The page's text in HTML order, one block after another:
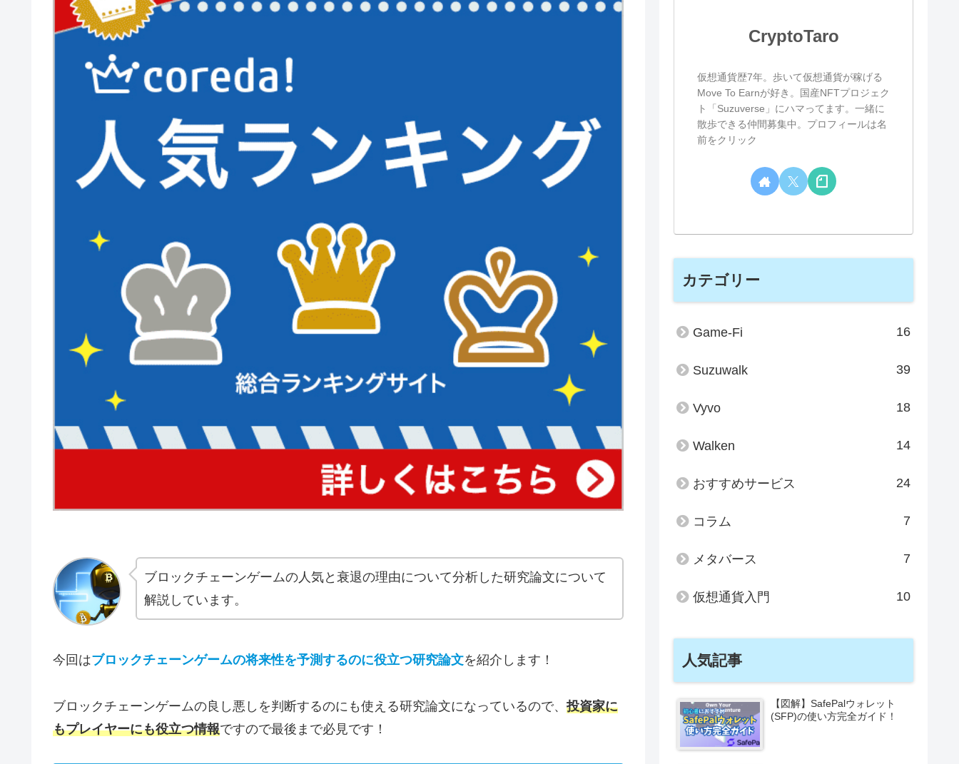
ブロックチェーンゲームの人気と衰退の理由について分析した研究論文について
解説しています。
今回はブロックチェーンゲームの将来性を予測するのに役立つ研究論文を紹介します！
ブロックチェーンゲームの良し悪しを判断するのにも使える研究論文になっているので、投資家に
もプレイヤーにも役立つ情報ですので最後まで必見です！
CryptoTaro
仮想通貨歴7年。歩いて仮想通貨が稼げる
Move To Earnが好き。国産NFTプロジェク
ト「Suzuverse」にハマってます。一緒に
散歩できる仲間募集中。プロフィールは名
前をクリック
カテゴリー
Game-Fi 16
Suzuwalk 39
Vyvo 18
Walken 14
おすすめサービス 24
コラム 7
メタバース 7
仮想通貨入門 10
人気記事
【図解】SafePalウォレット
(SFP)の使い方完全ガイド！